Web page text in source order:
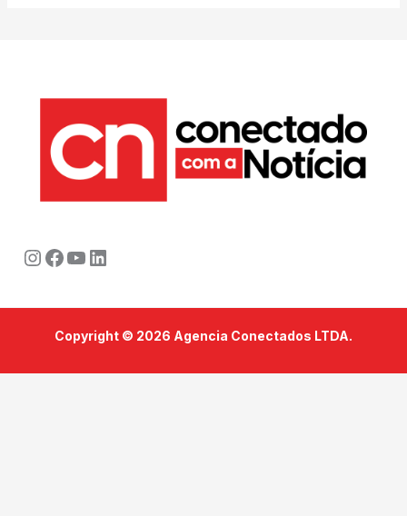
Instagram
Facebook
Youtube
LinkedIn
Copyright © 2026 Agencia Conectados LTDA.